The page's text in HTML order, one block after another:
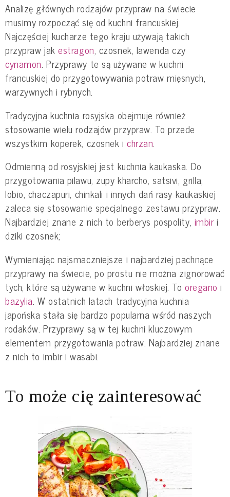
Analizę głównych rodzajów przypraw na świecie
musimy rozpocząć się od kuchni francuskiej.
Najczęściej kucharze tego kraju używają takich
przypraw jakestragon, czosnek, lawenda czy
cynamon. Przyprawy te są używane w kuchni
francuskiej do przygotowywania potraw mięsnych,
warzywnych i rybnych.
Tradycyjna kuchnia rosyjska obejmuje również
stosowanie wielu rodzajów przypraw. To przede
wszystkim koperek, czosnek ichrzan.
Odmienną od rosyjskiej jest kuchnia kaukaska. Do
przygotowania pilawu, zupy kharcho, satsivi, grilla,
lobio, chaczapuri, chinkali i innych dań rasy kaukaskiej
zaleca się stosowanie specjalnego zestawu przypraw.
Najbardziej znane z nich to berberys pospolity, imbiri
dziki czosnek;
Wymieniając najsmaczniejsze i najbardziej pachnące
przyprawy na świecie, po prostu nie można zignorować
tych, które są używane w kuchni włoskiej. To oregano i
bazylia. W ostatnich latach tradycyjna kuchnia
japońska stała się bardzo popularna wśród naszych
rodaków. Przyprawy są w tej kuchni kluczowym
elementem przygotowania potraw. Najbardziej znane
z nich to imbir i wasabi.
To może cię zainteresować